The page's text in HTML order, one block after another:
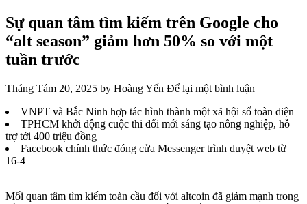
Sự quan tâm tìm kiếm trên Google cho
“alt season” giảm hơn 50% so với một
tuần trước
Tháng Tám 20, 2025 by Hoàng Yến Để lại một bình luận
VNPT và Bắc Ninh hợp tác hình thành một xã hội số toàn diện
TPHCM khởi động cuộc thi đổi mới sáng tạo nông nghiệp, hỗ
trợ tới 400 triệu đồng
Facebook chính thức đóng cửa Messenger trình duyệt web từ
16-4
Mối quan tâm tìm kiếm toàn cầu đối với altcoin đã giảm mạnh trong